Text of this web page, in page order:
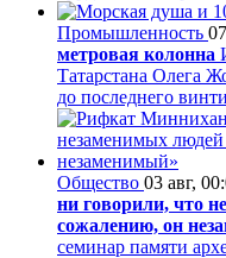
Промышленность
метровая колонна
Татарстана Олега
до последнего
Общество 03 авг,
ни говорили, что
сожалению, он
семинар памяти